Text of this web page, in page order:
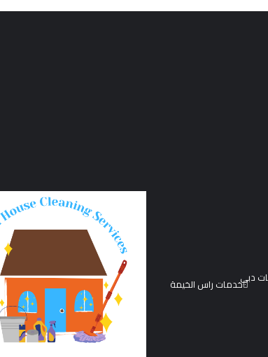
دبيخدمات راس الخيمة